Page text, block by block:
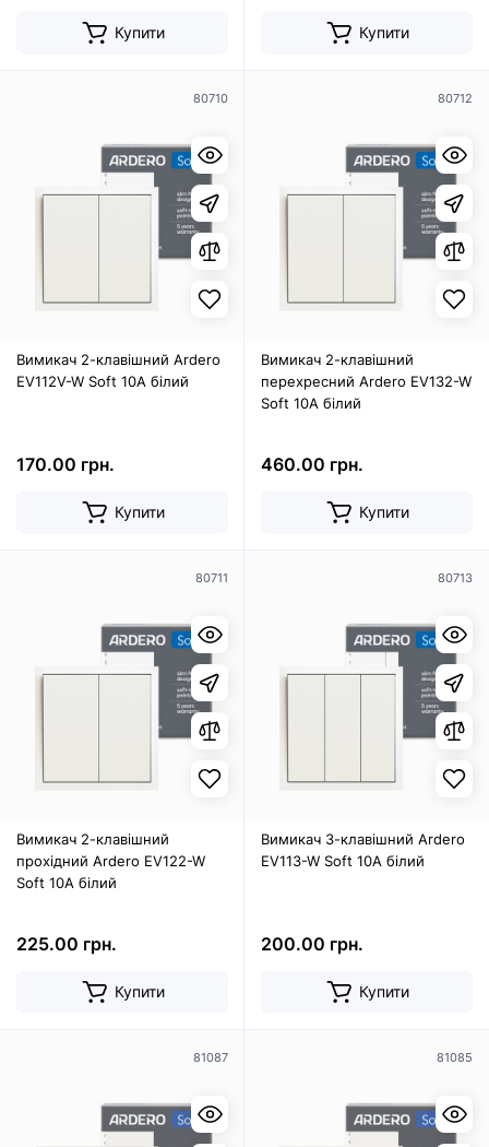
Купити Купити
80710
Вимикач 2-клавішний Ardero
EV112V-W Soft 10А білий
170.00 грн.
Купити
80712
Вимикач 2-клавішний
перехресний Ardero EV132-W
Soft 10А білий
460.00 грн.
Купити
80711
Вимикач 2-клавішний
прохідний Ardero EV122-W
Soft 10А білий
225.00 грн.
Купити
80713
Вимикач 3-клавішний Ardero
EV113-W Soft 10А білий
200.00 грн.
Купити
81087 81085